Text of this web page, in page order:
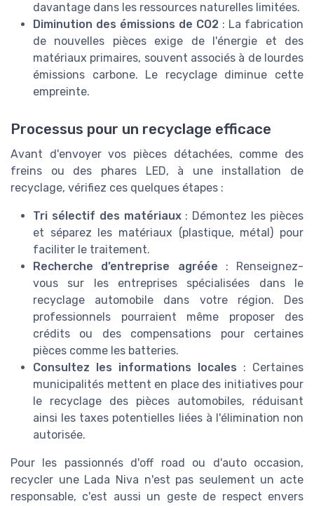
davantage dans les ressources naturelles limitées.
Diminution des émissions de CO2 : La fabrication
de nouvelles pièces exige de l'énergie et des
matériaux primaires, souvent associés à de lourdes
émissions carbone. Le recyclage diminue cette
empreinte.
Processus pour un recyclage efficace
Avant d'envoyer vos pièces détachées, comme des
freins ou des phares LED, à une installation de
recyclage, vérifiez ces quelques étapes :
Tri sélectif des matériaux: Démontez les pièces
et séparez les matériaux (plastique, métal) pour
faciliter le traitement.
Recherche d’entreprise agréée : Renseignez-
vous sur les entreprises spécialisées dans le
recyclage automobile dans votre région. Des
professionnels pourraient même proposer des
crédits ou des compensations pour certaines
pièces comme les batteries.
Consultez les informations locales : Certaines
municipalités mettent en place des initiatives pour
le recyclage des pièces automobiles, réduisant
ainsi les taxes potentielles liées à l'élimination non
autorisée.
Pour les passionnés d'off road ou d'auto occasion,
recycler une Lada Niva n'est pas seulement un acte
responsable, c'est aussi un geste de respect envers